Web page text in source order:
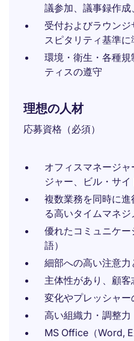
議参加、議事録作成
受付およびラウン
スピタリティ基準
環境・衛生・各種
ティスの遵守
理想の人材
応募資格（必須）
オフィスマネージ
ジャー、ビル・サ
複数業務を同時に
る高いタイムマネジ
優れたコミュニケ
語）
細部への高い注意力
主体性があり、顧
変化やプレッシャ
高い組織力・調整力
MS Office（Word,